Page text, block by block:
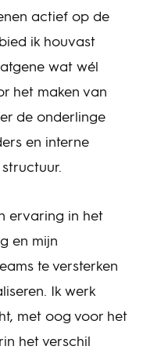
actief op de
ik houvast
wat wél
het maken van
de onderlinge
en interne
ervaring in het
en mijn
te versterken
Ik werk
met oog voor het
het verschil